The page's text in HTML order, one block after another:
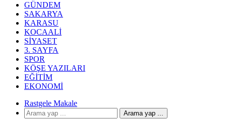
GÜNDEM
SAKARYA
KARASU
KOCAALI
SIYASET
3. SAYFA
SPOR
KÖŞE YAZILARI
EĞITIM
EKONOMI
Rastgele Makale
Arama yap ...